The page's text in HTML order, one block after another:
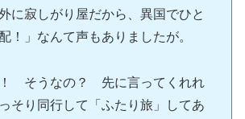
に寂しがり屋だから、異国でひと
！」なんて声もありましたが。
そうなの？ 先に言ってくれれ
そり同行して「ふたり旅」してあ